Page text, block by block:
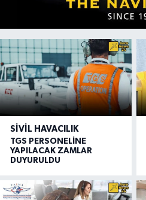
SIVIL HAVACILIK
TGS PERSONELİNE
YAPILACAK ZAMLAR
DUYURULDU